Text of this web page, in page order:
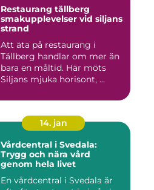
Restaurang tällberg
smakupplevelser vid siljans
strand
Att äta på restaurang i
Tällberg handlar om mer än
bara en måltid. Här möts
Siljans mjuka horisont, ...
14. jan
Vårdcentral i Svedala:
Trygg och nära vård
genom hela livet
En vårdcentral i Svedala är